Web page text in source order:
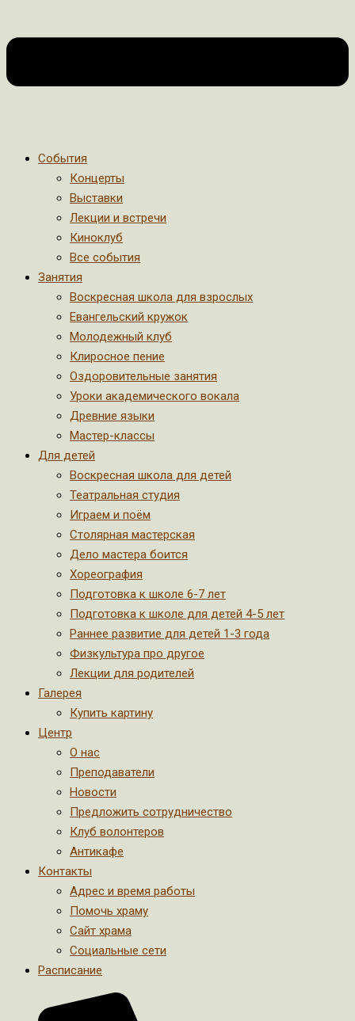
События
Концерты
Выставки
Лекции и встречи
Киноклуб
Все события
Занятия
Воскресная школа для взрослых
Евангельский кружок
Молодежный клуб
Клиросное пение
Оздоровительные занятия
Уроки академического вокала
Древние языки
Мастер-классы
Для детей
Воскресная школа для детей
Театральная студия
Играем и поём
Столярная мастерская
Дело мастера боится
Хореография
Подготовка к школе 6-7 лет
Подготовка к школе для детей 4-5 лет
Раннее развитие для детей 1-3 года
Физкультура про другое
Лекции для родителей
Галерея
Купить картину
Центр
О нас
Преподаватели
Новости
Предложить сотрудничество
Клуб волонтеров
Антикафе
Контакты
Адрес и время работы
Помочь храму
Сайт храма
Социальные сети
Расписание